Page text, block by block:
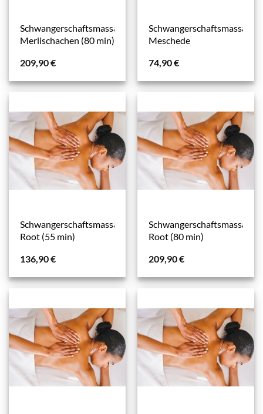
Schwangerschaftsmassage
Merlischachen (80 min)
209,90€
Schwangerschaftsmassage
Meschede
74,90€
Schwangerschaftsmassage
Root (55 min)
136,90€
Schwangerschaftsmassage
Root (80 min)
209,90€